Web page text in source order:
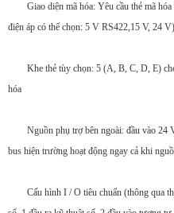
Giao diện mã hóa: Yêu cầu thẻ mã
điện áp có thể chọn: 5 V RS422,15 V, 24 V)
Khe thẻ tùy chọn: 5 (A, B, C, D, E)
hóa
Nguồn phụ trợ bên ngoài: đầu vào
bus hiện trường hoạt động ngay cả khi
Cấu hình I / O tiêu chuẩn (thông qua